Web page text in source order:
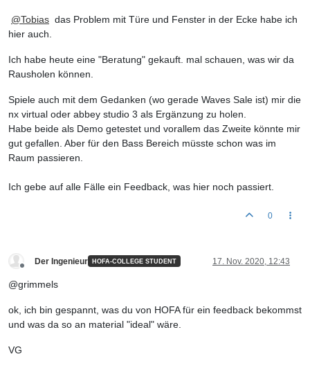
@Tobias das Problem mit Türe und Fenster in der Ecke habe ich
hier auch.
Ich habe heute eine "Beratung" gekauft. mal schauen, was wir da
Rausholen können.
Spiele auch mit dem Gedanken (wo gerade Waves Sale ist) mir die
nx virtual oder abbey studio 3 als Ergänzung zu holen.
Habe beide als Demo getestet und vorallem das Zweite könnte mir
gut gefallen. Aber für den Bass Bereich müsste schon was im
Raum passieren.
Ich gebe auf alle Fälle ein Feedback, was hier noch passiert.
0
Offline
Der Ingenieur HOFA-COLLEGE STUDENT 17. Nov. 2020, 12:43
@grimmels
ok, ich bin gespannt, was du von HOFA für ein feedback bekommst
und was da so an material "ideal" wäre.
VG